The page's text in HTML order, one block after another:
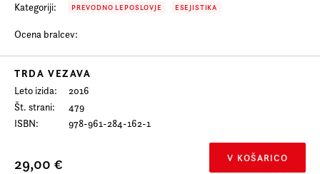
Kontakt
Prijava na e-novice
Kategoriji: PREVODNO LEPOSLOVJE ESEJISTIKA
Ocena bralcev:
TRDA VEZAVA
Leto izida
2016
Št. strani
479
ISBN
978-961-284-162-1
29,00 € V KOŠARICO